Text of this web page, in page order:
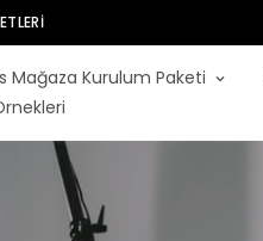
Mağaza Kurulum Paketi